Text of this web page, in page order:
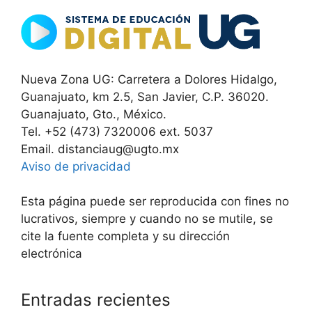
Nueva Zona UG: Carretera a Dolores Hidalgo,
Guanajuato, km 2.5, San Javier, C.P. 36020.
Guanajuato, Gto., México.
Tel. +52 (473) 7320006 ext. 5037
Email. distanciaug@ugto.mx
Aviso de privacidad
Esta página puede ser reproducida con fines no
lucrativos, siempre y cuando no se mutile, se
cite la fuente completa y su dirección
electrónica
Entradas recientes